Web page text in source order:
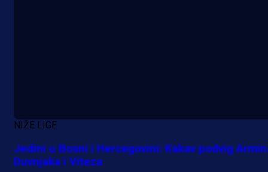
Premijer liga BiH
NIŽE LIGE
Jedini u Bosni i Hercegovini: Kakav podvig
Duvnjaka i Viteza